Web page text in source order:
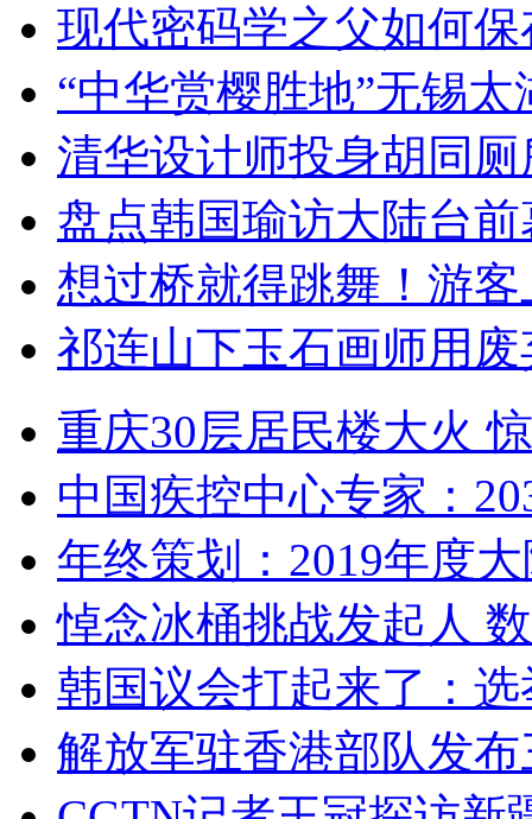
现代密码学之父如何
“中华赏樱胜地”无锡
清华设计师投身胡同
盘点韩国瑜访大陆台
想过桥就得跳舞！游客
祁连山下玉石画师用
重庆30层居民楼大火
中国疾控中心专家：
年终策划：2019年度
悼念冰桶挑战发起人
韩国议会打起来了：
解放军驻香港部队发